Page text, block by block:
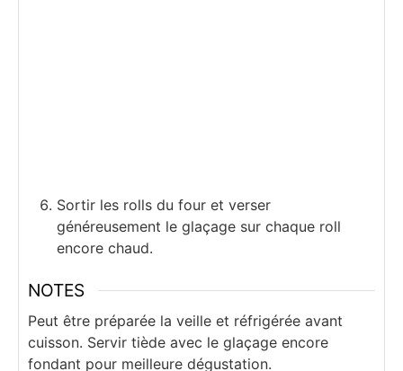
Sortir les rolls du four et verser
généreusement le glaçage sur chaque roll
encore chaud.
NOTES
Peut être préparée la veille et réfrigérée avant
cuisson. Servir tiède avec le glaçage encore
fondant pour meilleure dégustation.